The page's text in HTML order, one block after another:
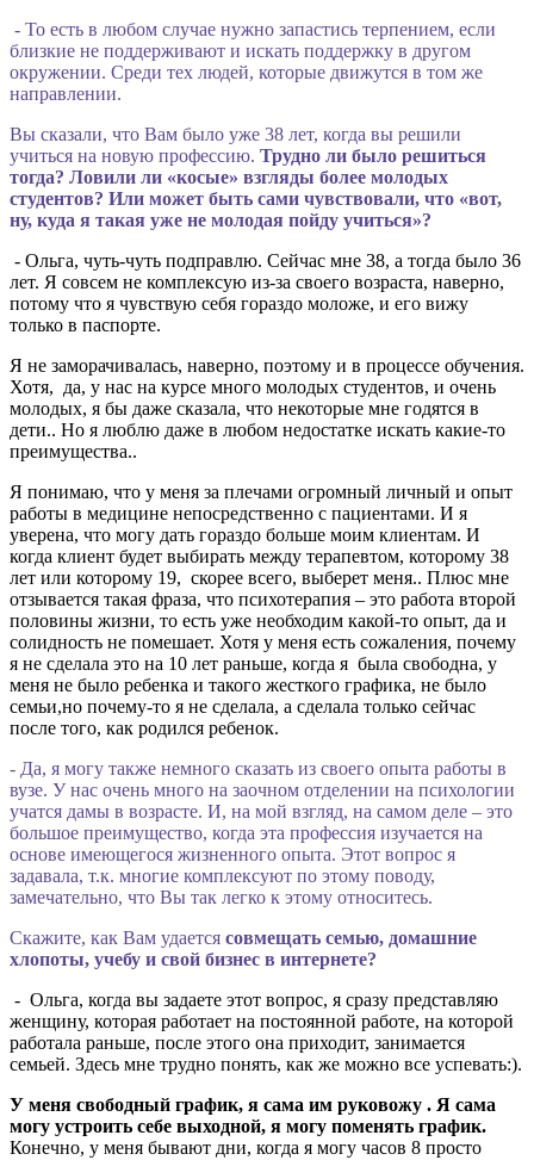
- То есть в любом случае нужно запастись терпением, если
близкие не поддерживают и искать поддержку в другом
окружении. Среди тех людей, которые движутся в том же
направлении.
Вы сказали, что Вам было уже 38 лет, когда вы решили
учиться на новую профессию. Трудно ли было решиться
тогда? Ловили ли «косые» взгляды более молодых
студентов? Или может быть сами чувствовали, что «вот,
ну, куда я такая уже не молодая пойду учиться»?
- Ольга, чуть-чуть подправлю. Сейчас мне 38, а тогда было 36
лет. Я совсем не комплексую из-за своего возраста, наверно,
потому что я чувствую себя гораздо моложе, и его вижу
только в паспорте.
Я не заморачивалась, наверно, поэтому и в процессе обучения.
Хотя, да, у нас на курсе много молодых студентов, и очень
молодых, я бы даже сказала, что некоторые мне годятся в
дети.. Но я люблю даже в любом недостатке искать какие-то
преимущества..
Я понимаю, что у меня за плечами огромный личный и опыт
работы в медицине непосредственно с пациентами. И я
уверена, что могу дать гораздо больше моим клиентам. И
когда клиент будет выбирать между терапевтом, которому 38
лет или которому 19, скорее всего, выберет меня.. Плюс мне
отзывается такая фраза, что психотерапия – это работа второй
половины жизни, то есть уже необходим какой-то опыт, да и
солидность не помешает. Хотя у меня есть сожаления, почему
я не сделала это на 10 лет раньше, когда я была свободна, у
меня не было ребенка и такого жесткого графика, не было
семьи,но почему-то я не сделала, а сделала только сейчас
после того, как родился ребенок.
- Да, я могу также немного сказать из своего опыта работы в
вузе. У нас очень много на заочном отделении на психологии
учатся дамы в возрасте. И, на мой взгляд, на самом деле – это
большое преимущество, когда эта профессия изучается на
основе имеющегося жизненного опыта. Этот вопрос я
задавала, т.к. многие комплексуют по этому поводу,
замечательно, что Вы так легко к этому относитесь.
Скажите, как Вам удается совмещать семью, домашние
хлопоты, учебу и свой бизнес в интернете?
- Ольга, когда вы задаете этот вопрос, я сразу представляю
женщину, которая работает на постоянной работе, на которой
работала раньше, после этого она приходит, занимается
семьей. Здесь мне трудно понять, как же можно все успевать:).
У меня свободный график, я сама им руковожу . Я сама
могу устроить себе выходной, я могу поменять график.
Конечно, у меня бывают дни, когда я могу часов 8 просто